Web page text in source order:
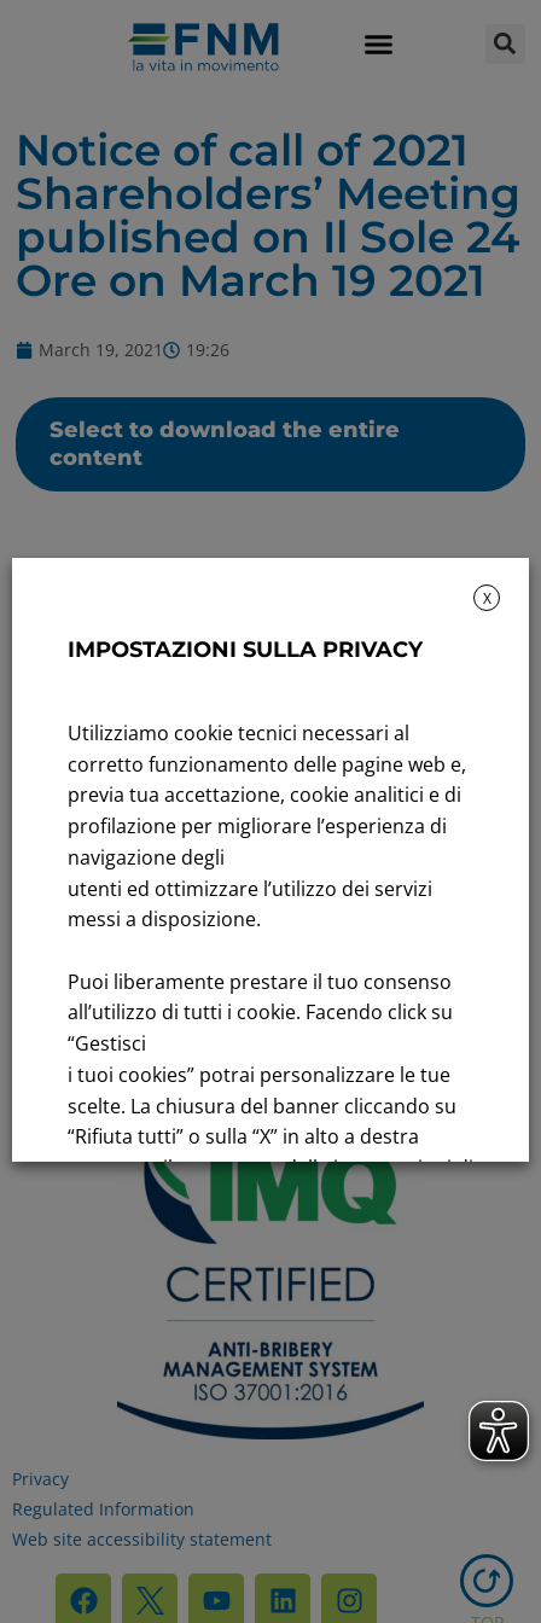
Notice of call of 2021
Shareholders’ Meeting
published on Il Sole 24
Ore on March 19 2021
March 19, 2021 19:26
Select to download the entire
content
Title performance: On the stock Exchange
FNM S.p.A.
Headquarters in Milan, Piazzale Cadorna, 14
fnm@legalmail.it
Share capital € 230,000,000.00 fully paid up
Register of Companies
C.F.and VAT number 00776140154
C.C.I.AA. Milano – REA 28331
Privacy
Regulated Information
Web site accessibility statement
X
IMPOSTAZIONI SULLA PRIVACY
Utilizziamo cookie tecnici necessari al
corretto funzionamento delle pagine web e,
previa tua accettazione, cookie analitici e di
profilazione per migliorare l’esperienza di
navigazione degli
utenti ed ottimizzare l’utilizzo dei servizi
messi a disposizione.
Puoi liberamente prestare il tuo consenso
all’utilizzo di tutti i cookie. Facendo click su
“Gestisci
i tuoi cookies” potrai personalizzare le tue
scelte. La chiusura del banner cliccando su
“Rifiuta tutti” o sulla “X” in alto a destra
comporta il permanere delle impostazioni di
default e la continuazione della navigazione
in assenza di cookie o altri strumenti di
tracciamento diversi da quelli tecnici.
Per maggiori informazioni consulta la
Informativa sui dati personali e cookie
privacy
RIFIUTA TUTTI
GESTISCI I TUOI COOKIES